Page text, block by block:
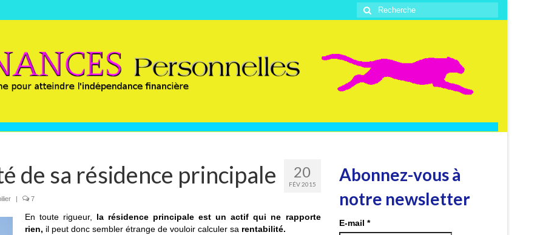
Rechercher
:
20
FÉV 2015
de sa résidence principale
7
En toute rigueur, la résidence principale est un actif qui ne rapporte
rien, il peut donc sembler étrange de vouloir calculer sa rentabilité.
Abonnez-vous à
notre newsletter
E-mail *